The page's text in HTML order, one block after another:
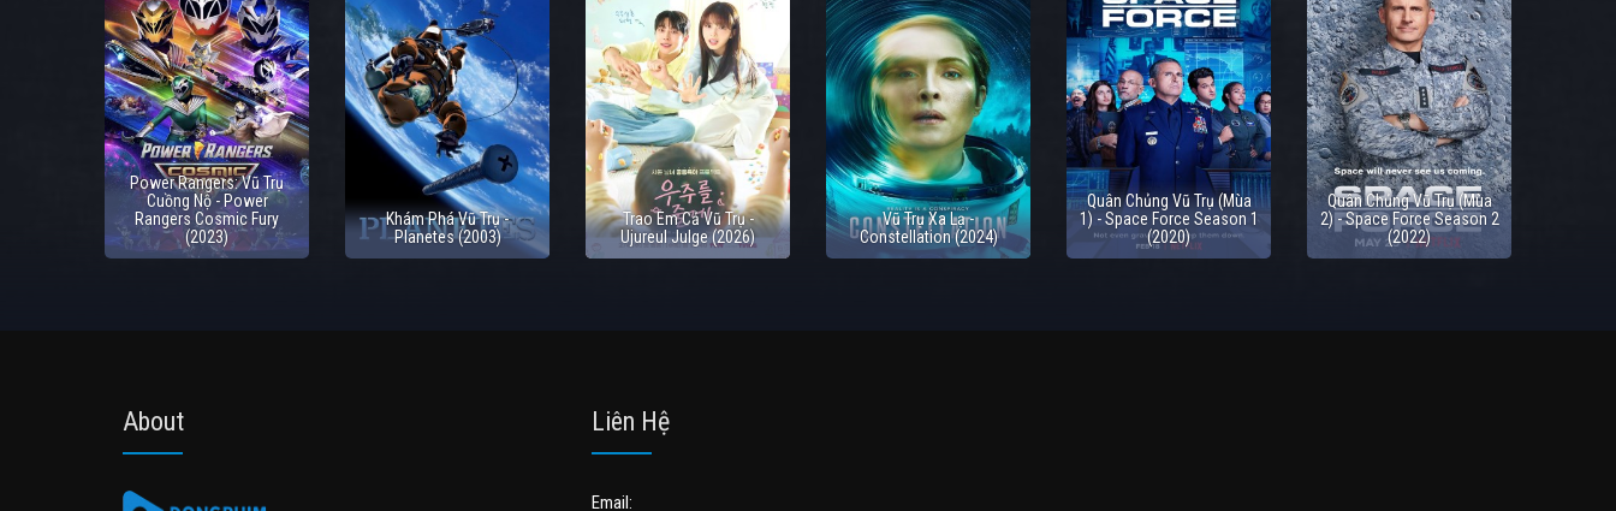
Power Rangers: Vũ Trụ
Cuồng Nộ - Power
Rangers Cosmic Fury
(2023)
Khám Phá Vũ Trụ -
Planetes (2003)
Trao Em Cả Vũ Trụ -
Ujureul Julge (2026)
Vũ Trụ Xa Lạ -
Constellation (2024)
Quân Chủng Vũ Trụ (Mùa
1) - Space Force Season 1
(2020)
Quân Chủng Vũ Trụ (Mùa
2) - Space Force Season 2
(2022)
About Liên Hệ
Email: